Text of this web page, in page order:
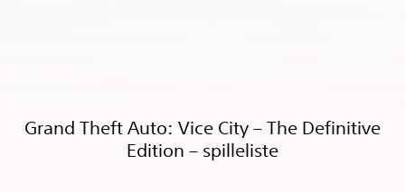
Grand Theft Auto: Vice City – The Definitive
Edition – spilleliste